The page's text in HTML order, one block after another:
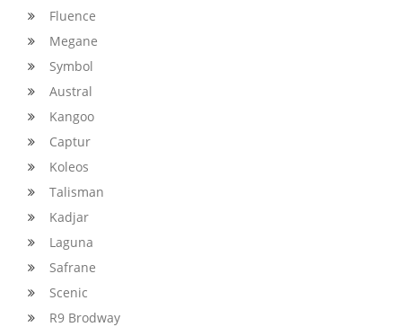
Fluence
Megane
Symbol
Austral
Kangoo
Captur
Koleos
Talisman
Kadjar
Laguna
Safrane
Scenic
R9 Brodway